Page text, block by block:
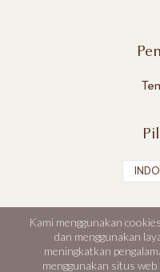
DR's Secret, Aestier dan BWL
© Best World 2026. Seluruh hak
Kami menggunakan
dan menggunakan
meningkatkan
menggunakan situs